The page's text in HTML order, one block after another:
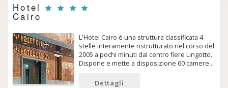
Hotel
Cairo
L'Hotel Cairo è una struttura classificata 4
stelle interamente ristrutturato nel corso del
2005 a pochi minuti dal centro fiere Lingotto.
Dispone e mette a disposizione 60 camere…
Dettagli